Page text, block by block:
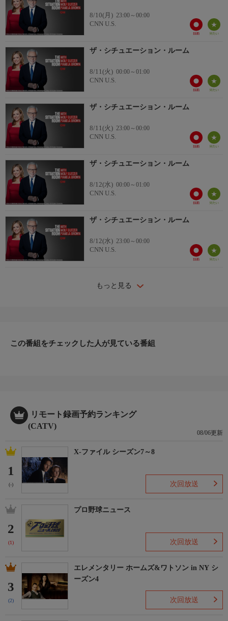
8/10(月) 23:00～00:00
CNN U.S.
ザ・シチュエーション・ルーム
8/11(火) 00:00～01:00
CNN U.S.
ザ・シチュエーション・ルーム
8/11(火) 23:00～00:00
CNN U.S.
ザ・シチュエーション・ルーム
8/12(水) 00:00～01:00
CNN U.S.
ザ・シチュエーション・ルーム
8/12(水) 23:00～00:00
CNN U.S.
もっと見る
この番組をチェックした人が見ている番組
リモート録画予約ランキング
(CATV)
08/06更新
1
(-)
X-ファイル シーズン7～8
次回放送
2
(1)
プロ野球ニュース
次回放送
3
(2)
エレメンタリー ホームズ&ワトソン in NY シ
ーズン4
次回放送